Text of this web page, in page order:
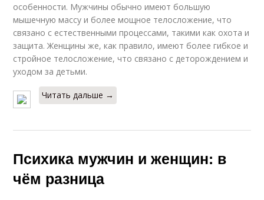
особенности. Мужчины обычно имеют большую
мышечную массу и более мощное телосложение, что
связано с естественными процессами, такими как охота и
защита. Женщины же, как правило, имеют более гибкое и
стройное телосложение, что связано с деторождением и
уходом за детьми.
Читать дальше →
Психика мужчин и женщин: в
чём разница